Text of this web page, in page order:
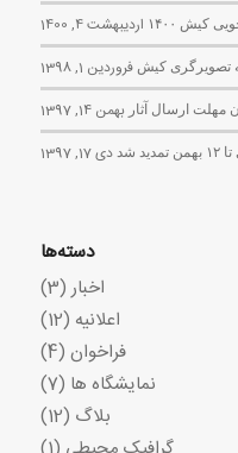
کیش ۱۴۰۰ اردیبهشت 4, 1400
تصویرگری کیش فروردین 1, 1398
مهلت ارسال آثار بهمن 14, 1397
شد دی 17, 1397
دسته‌ها
اخبار (3)
اعلانیه (12)
فراخوان (4)
نمایشگاه ها (7)
بلاگ (12)